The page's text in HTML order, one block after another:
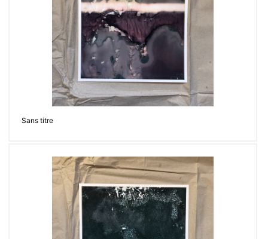
Sans titre